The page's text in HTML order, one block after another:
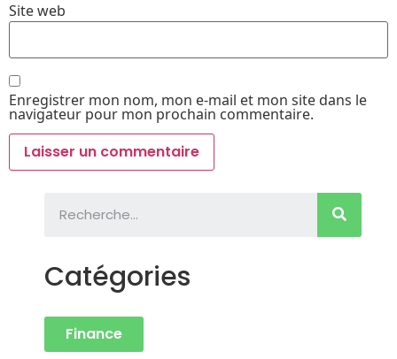
Site web
Enregistrer mon nom, mon e-mail et mon site dans le
navigateur pour mon prochain commentaire.
Catégories
Finance